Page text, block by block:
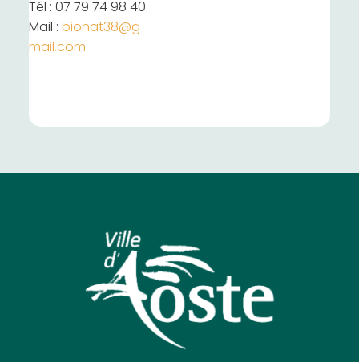
Tél : 07 79 74 98 40
Mail : bionat38@g
mail.com